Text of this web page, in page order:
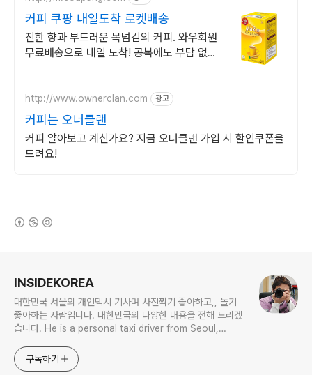
커피 쿠팡 내일도착 로켓배송
진한 향과 부드러운 목넘김의 커피. 와우회원
무료배송으로 내일 도착! 공복에도 부담 없는
http://www.ownerclan.com 광고
커피는 오너클랜
커피 알아보고 계신가요? 지금 오너클랜 가입 시 할인쿠폰을
드려요!
INSIDEKOREA
대한민국 서울의 개인택시 기사며 사진찍기 좋아하고,, 놀기
좋아하는 사람입니다. 대한민국의 다양한 내용을 전해 드리겠
습니다. He is a personal taxi driver from Seoul,
play. I will give you various contents of Korea.
구독하기